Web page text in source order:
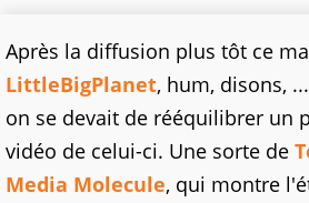
Après la diffusion plus tôt ce
LittleBigPlanet, hum, disons, ...
on se devait de rééquilibrer un
vidéo de celui-ci. Une sorte de
Media Molecule, qui montre